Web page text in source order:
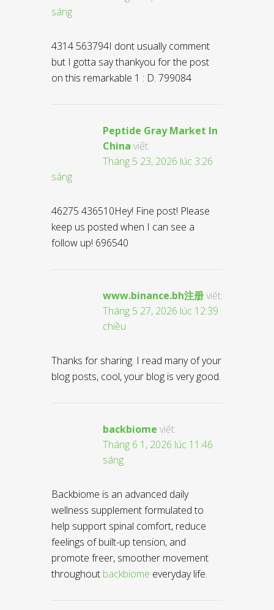
sáng
4314 563794I dont usually comment
but I gotta say thankyou for the post
on this remarkable 1 : D. 799084
Peptide Gray Market In
China viết:
Tháng 5 23, 2026 lúc 3:26
sáng
46275 436510Hey! Fine post! Please
keep us posted when I can see a
follow up! 696540
www.binance.bh注册viết:
Tháng 5 27, 2026 lúc 12:39
chiều
Thanks for sharing. I read many of your
blog posts, cool, your blog is very good.
backbiome viết:
Tháng 6 1, 2026 lúc 11:46
sáng
Backbiome is an advanced daily
wellness supplement formulated to
help support spinal comfort, reduce
feelings of built-up tension, and
promote freer, smoother movement
throughout backbiome everyday life.